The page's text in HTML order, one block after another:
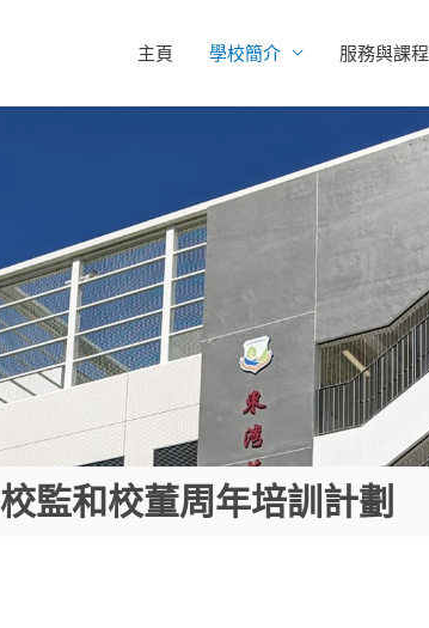
主頁 學校簡介 服務與課程
校監和校董周年培訓計劃